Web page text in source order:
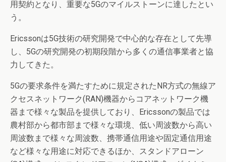
用契約となり、重要な5Gのマイルストーンに達したとい
う。
Ericssonは5G技術の研究開発で中心的な存在として先導
し、5Gの研究開発の初期段階から多くの通信事業者と協
力してきた。
5Gの要求条件を満たすために規定されたNR方式の無線ア
クセスネットワーク(RAN)機器からコアネットワーク機
器まで様々な製品を提供しており、Ericssonの製品では
農村部から都市部まで様々な環境、低い周波数から高い
周波数まで様々な周波数、携帯通信用途や固定通信用途
など様々な用途に対応できるほか、スタンドアローン